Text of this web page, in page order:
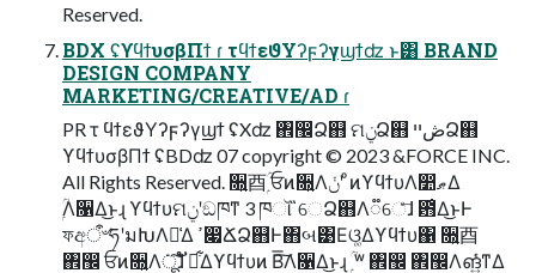
Reserved.
BDX ʢϒϥϯυσβΠϯ ɾ τϥϯεϑΥʔϝʔγϣϯʣ ͱ͸ BRAND
DESIGN COMPANY
MARKETING/CREATIVE/AD ɾ
PR τ ϥϯεϑΥʔϝʔγϣϯ ʢXʣ ঎඼Ձ஋ ମݧՁ஋ ڞײՁ஋
ϒϥϯυσβΠϯ ʢBDʣ 07 copyright © 2023 &FORCE INC.
All Rights Reserved. ૝͍⾣ۭؒ ਓͷ૝͍Λݩʹ ͦͷϒϥϯυΛ෺ޠΔ
ۭؒΛ૑Δ͜ͱɻ ϒϥϯυମݧʹඞཁͳ 3 ཁૉ ̏େՁ஋Λ૿େͤ͞ɺ ఻͑Δ͜ͱͰ
ফඅऀ৺ཧʹมԽΛ༩͑Δ ߴ෇ՃՁ஋Ͱ΋બ͹Εଓ͚Δϒϥϯυ΁ ૝͍⾣
঎඼ ਓͷ૝͍Λ݁ू͠ɺ ັྗ͋Δϒϥϯυͷ Β͠͞Λ૑Δ͜ͱɻ ۭؒ ʷ ঎඼ ঎඼Λങ͍ͨ͘ͳΔ